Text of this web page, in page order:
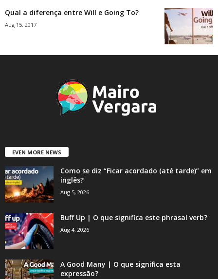
Qual a diferença entre Will e Going To?
Aug 15, 2017
EVEN MORE NEWS
Como se diz “Ficar acordado (até tarde)” em
inglês?
Aug 5, 2026
Buff Up | O que significa este phrasal verb?
Aug 4, 2026
A Good Many | O que significa esta
expressão?